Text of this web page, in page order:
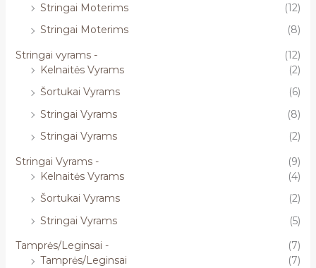
Stringai Moterims
(12)
Stringai Moterims
(8)
Stringai vyrams -
(12)
Kelnaitės Vyrams
(2)
Šortukai Vyrams
(6)
Stringai Vyrams
(8)
Stringai Vyrams
(2)
Stringai Vyrams -
(9)
Kelnaitės Vyrams
(4)
Šortukai Vyrams
(2)
Stringai Vyrams
(5)
Tamprės/Leginsai -
(7)
Tamprės/Leginsai
(7)